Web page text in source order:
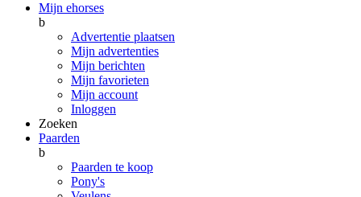
Mijn ehorses
b
Advertentie plaatsen
Mijn advertenties
Mijn berichten
Mijn favorieten
Mijn account
Inloggen
Zoeken
Paarden
b
Paarden te koop
Pony's